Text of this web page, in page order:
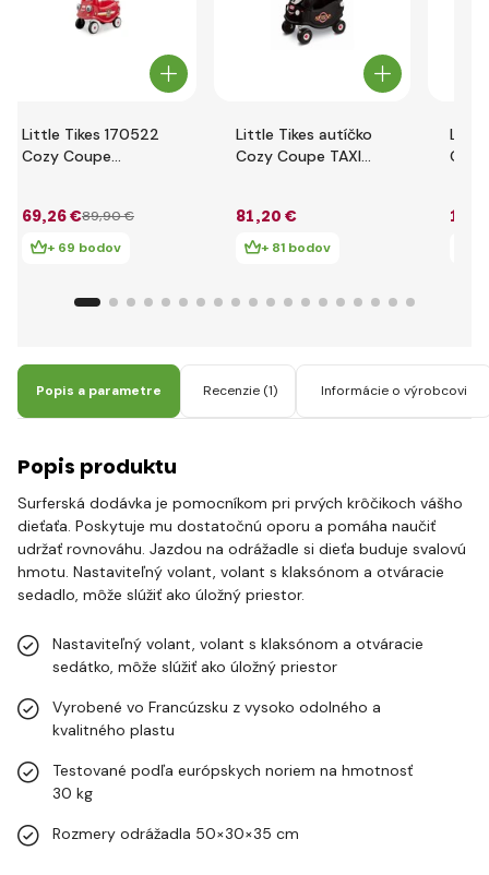
Little Tikes 170522
Cozy Coupe
69,26 €89,90 €
+ 69 bodov
Little Tikes autíčko
Cozy Coupe TAXI
81,20 €
+ 81 bodov
Little
103
Popis a parametre Recenzie (1) Informácie o výrobcovi
Popis produktu
Surferská dodávka je pomocníkom pri prvých krôčikoch vášho
dieťaťa. Poskytuje mu dostatočnú oporu a pomáha naučiť
udržať rovnováhu. Jazdou na odrážadle si dieťa buduje svalovú
hmotu. Nastaviteľný volant, volant s klaksónom a otváracie
sedadlo, môže slúžiť ako úložný priestor.
Nastaviteľný volant, volant s klaksónom a otváracie
sedátko, môže slúžiť ako úložný priestor
Vyrobené vo Francúzsku z vysoko odolného a
kvalitného plastu
Testované podľa európskych noriem na hmotnosť
30 kg
Rozmery odrážadla 50×30×35 cm